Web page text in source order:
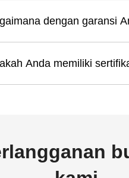
dengan garansi
Anda memiliki